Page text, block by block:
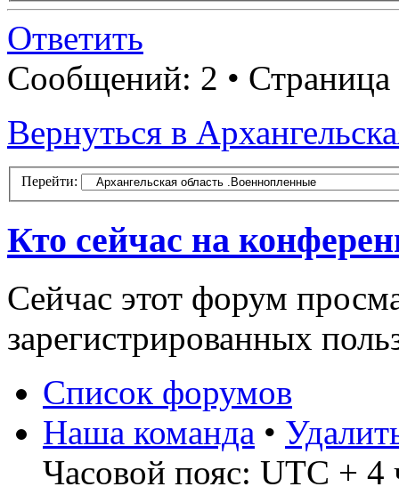
Ответить
Сообщений: 2 • Страница
Вернуться в
Перейти:
Кто сейчас на
Сейчас этот форум
зарегистрированных
Список форумов
Наша команда •
Часовой пояс: UTC + 4